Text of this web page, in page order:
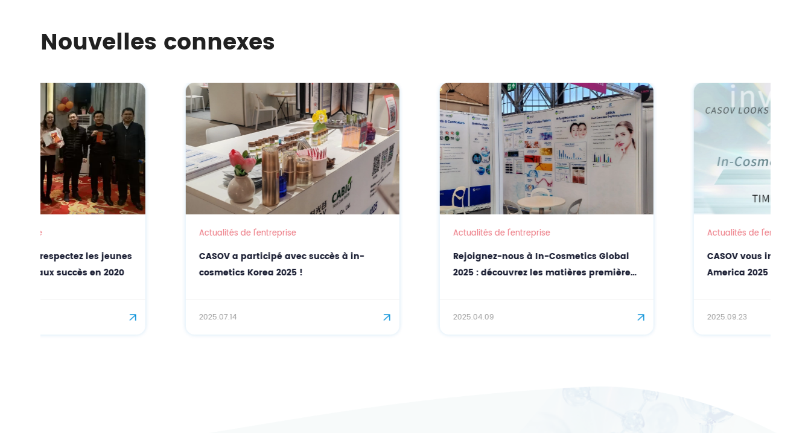
Nouvelles connexes
CASOV a participé avec succès à in-
cosmetics Korea 2025 !
Rejoignez-nous à In-Cosmetics Global
2025 : découvrez les matières premières
CASOV vous invite à In-Cosmetics Latin
America 2025 !